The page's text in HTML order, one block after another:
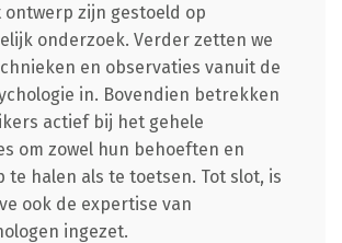
ontwerp zijn gestoeld op
onderzoek. Verder zetten we
en observaties vanuit de
in. Bovendien betrekken
actief bij het gehele
om zowel hun behoeften en
te halen als te toetsen. Tot slot, is
ook de expertise van
ingezet.